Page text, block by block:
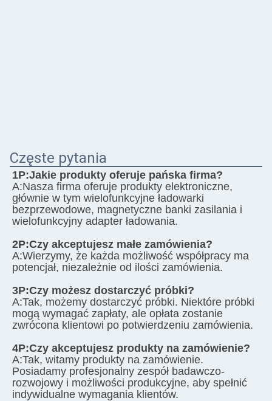
Częste pytania
1P:Jakie produkty oferuje pańska firma?
A:Nasza firma oferuje produkty elektroniczne,
głównie w tym wielofunkcyjne ładowarki
bezprzewodowe, magnetyczne banki zasilania i
wielofunkcyjny adapter ładowania.
2P:Czy akceptujesz małe zamówienia?
A:Wierzymy, że każda możliwość współpracy ma
potencjał, niezależnie od ilości zamówienia.
3P:Czy możesz dostarczyć próbki?
A:Tak, możemy dostarczyć próbki. Niektóre próbki
mogą wymagać zapłaty, ale opłata zostanie
zwrócona klientowi po potwierdzeniu zamówienia.
4P:Czy akceptujesz produkty na zamówienie?
A:Tak, witamy produkty na zamówienie.
Posiadamy profesjonalny zespół badawczo-
rozwojowy i możliwości produkcyjne, aby spełnić
indywidualne wymagania klientów.